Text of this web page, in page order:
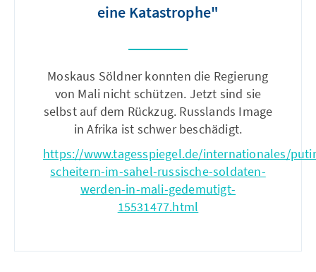
eine Katastrophe"
Moskaus Söldner konnten die Regierung
von Mali nicht schützen. Jetzt sind sie
selbst auf dem Rückzug. Russlands Image
in Afrika ist schwer beschädigt.
https://www.tagesspiegel.de/internationales/
scheitern-im-sahel-russische-soldaten-
werden-in-mali-gedemutigt-
15531477.html